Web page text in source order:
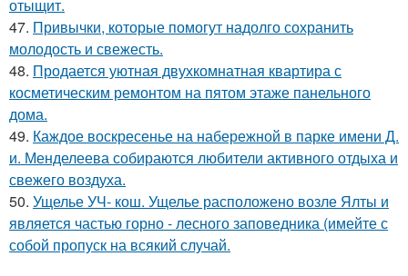
отыщит.
47. Привычки, которые помогут надолго сохранить
молодость и свежесть.
48. Продается уютная двухкомнатная квартира с
косметическим ремонтом на пятом этаже панельного
дома.
49. Каждое воскресенье на набережной в парке имени Д.
и. Менделеева собираются любители активного отдыха и
свежего воздуха.
50. Ущелье УЧ- кош. Ущелье расположено возле Ялты и
является частью горно - лесного заповедника (имейте с
собой пропуск на всякий случай.